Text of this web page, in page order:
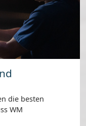
die besten
WM